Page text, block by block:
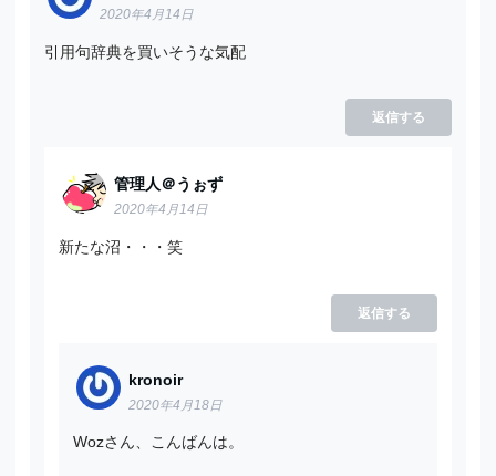
2020年4月14日
引用句辞典を買いそうな気配
返信する
管理人＠うぉず
2020年4月14日
新たな沼・・・笑
返信する
kronoir
2020年4月18日
Wozさん、こんばんは。